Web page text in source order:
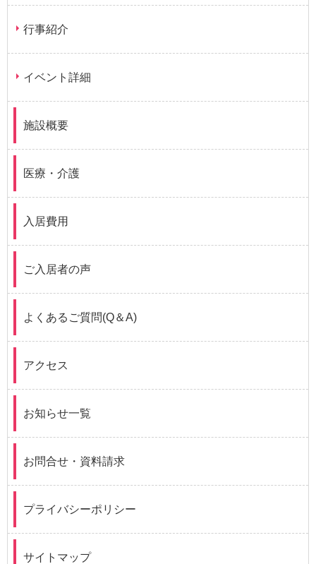
行事紹介
イベント詳細
施設概要
医療・介護
入居費用
ご入居者の声
よくあるご質問(Q＆A)
アクセス
お知らせ一覧
お問合せ・資料請求
プライバシーポリシー
サイトマップ